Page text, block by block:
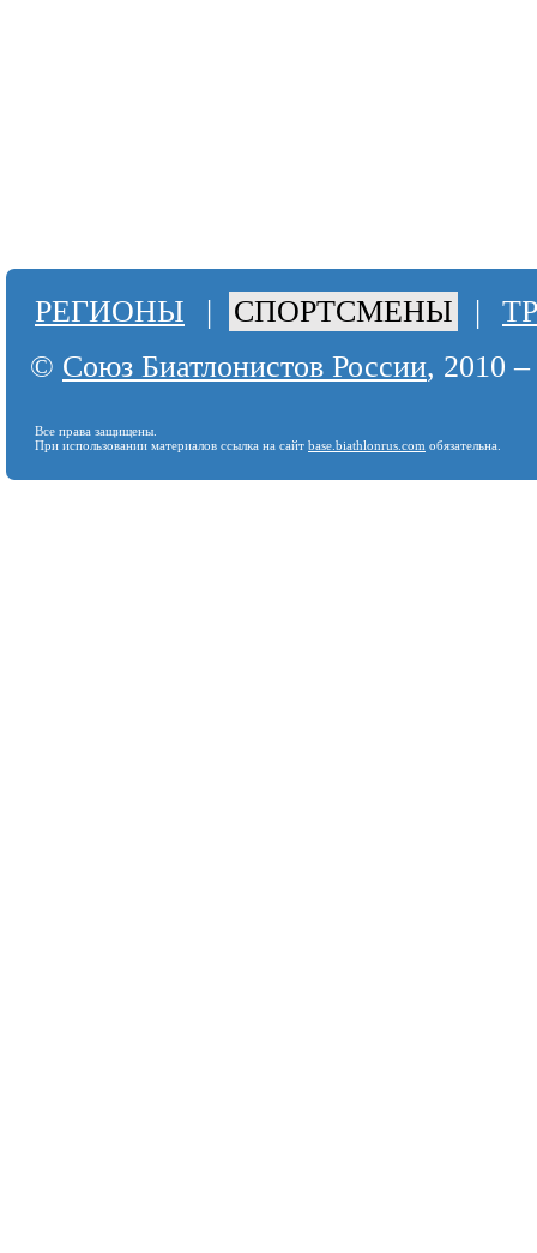
РЕГИОНЫ | СПОРТСМЕНЫ |
© Союз Биатлонистов России, 2010
Все права защищены.
При использовании материалов ссылка на сайт base.biathlonrus.com обязательна.